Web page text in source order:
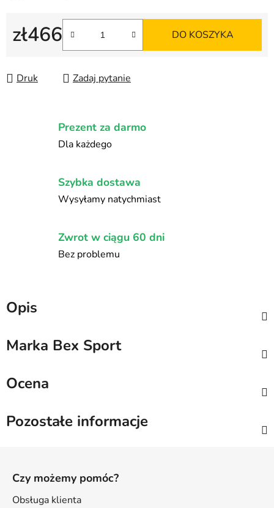
zł466
Cena jednostkowa:
DO KOSZYKA
Druk Zadaj pytanie
Prezent za darmo
Dla każdego
Szybka dostawa
Wysyłamy natychmiast
Zwrot w ciągu 60 dni
Bez problemu
Opis
Marka Bex Sport
Ocena
Pozostałe informacje
Czy możemy pomóc?
Obsługa klienta